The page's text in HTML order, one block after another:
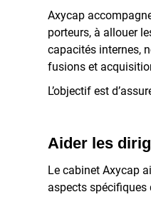
Axycap
porteurs, à allouer
capacités internes,
fusions et
L’objectif est
Aider les
Le cabinet Axycap
aspects spécifiques